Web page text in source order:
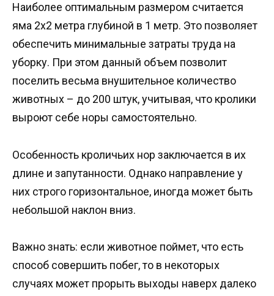
Наиболее оптимальным размером считается
яма 2х2 метра глубиной в 1 метр. Это позволяет
обеспечить минимальные затраты труда на
уборку. При этом данный объем позволит
поселить весьма внушительное количество
животных – до 200 штук, учитывая, что кролики
выроют себе норы самостоятельно.
Особенность кроличьих нор заключается в их
длине и запутанности. Однако направление у
них строго горизонтальное, иногда может быть
небольшой наклон вниз.
Важно знать: если животное поймет, что есть
способ совершить побег, то в некоторых
случаях может прорыть выходы наверх далеко